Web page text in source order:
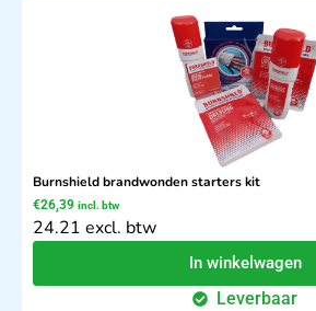
Burnshield brandwonden starters kit
€26,39 incl. btw
24.21 excl. btw
In winkelwagen
Leverbaar